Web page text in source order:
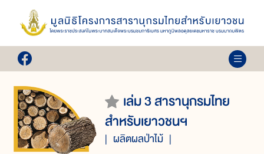
เล่ม 3 สารานุกรมไทย
สำหรับเยาวชนฯ
ผลิตผลป่าไม้